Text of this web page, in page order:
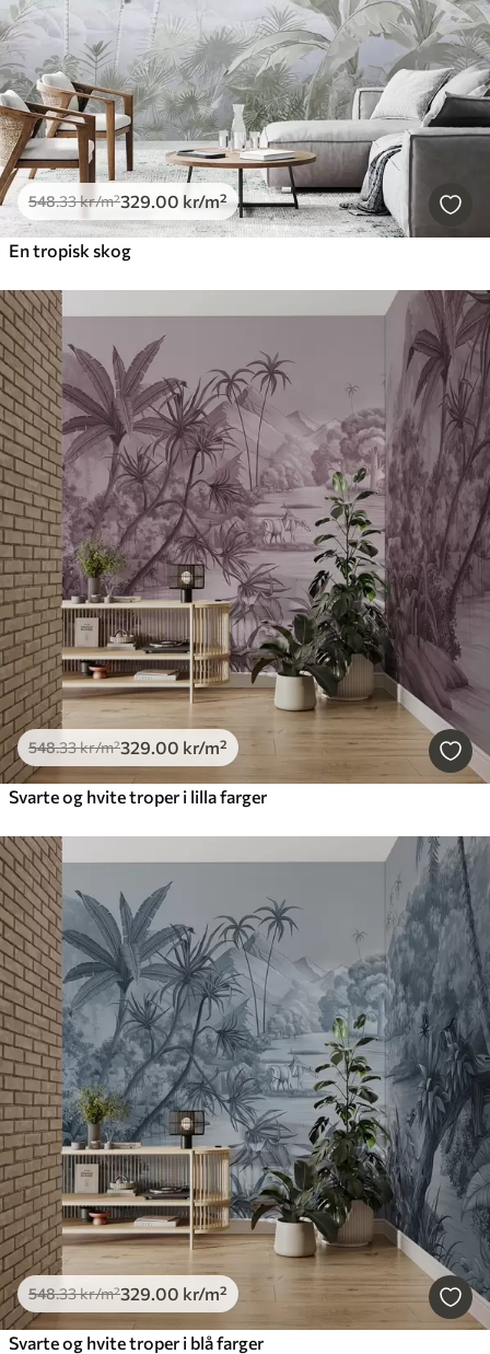
548.33kr/m²329.00 kr/m²
En tropisk skog
548.33kr/m²329.00 kr/m²
Svarte og hvite troper i lilla farger
548.33kr/m²329.00 kr/m²
Svarte og hvite troper i blå farger